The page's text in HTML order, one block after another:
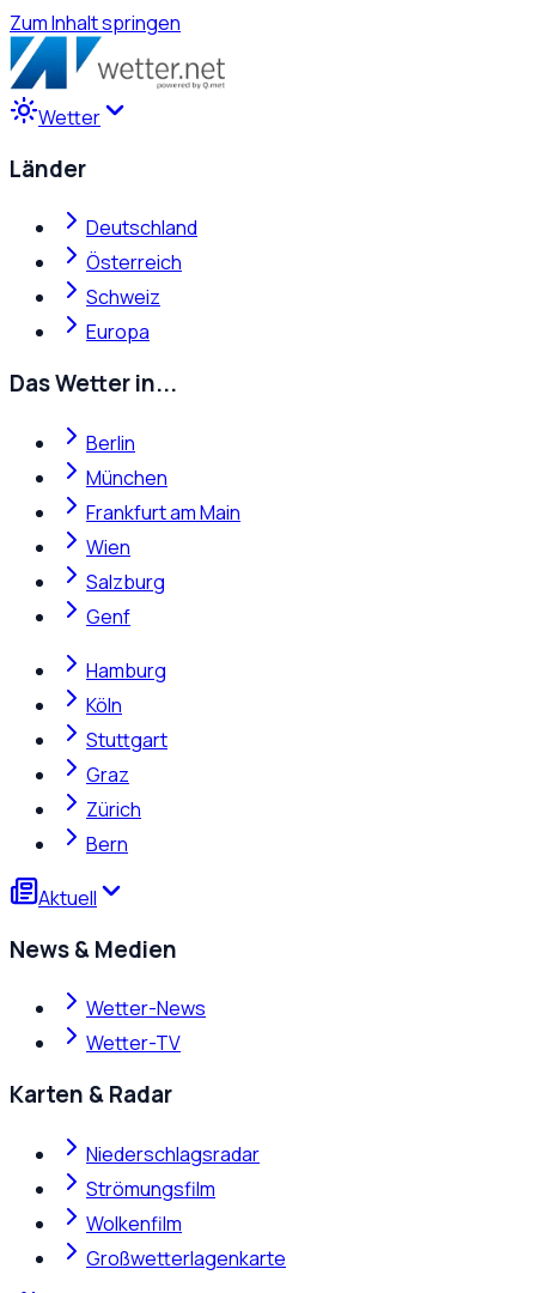
Zum Inhalt springen
Wetter
Länder
Deutschland
Österreich
Schweiz
Europa
Das Wetter in...
Berlin
München
Frankfurt am Main
Wien
Salzburg
Genf
Hamburg
Köln
Stuttgart
Graz
Zürich
Bern
Aktuell
News & Medien
Wetter-News
Wetter-TV
Karten & Radar
Niederschlagsradar
Strömungsfilm
Wolkenfilm
Großwetterlagenkarte